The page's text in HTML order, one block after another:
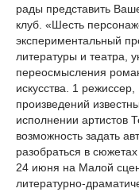
рады представить
клуб. «Шесть
экспериментальный
литературы и театра,
переосмысления
искусства. 1
произведений
исполнении артистов
возможность задать
разобраться в
24 июня на Малой
литературно-